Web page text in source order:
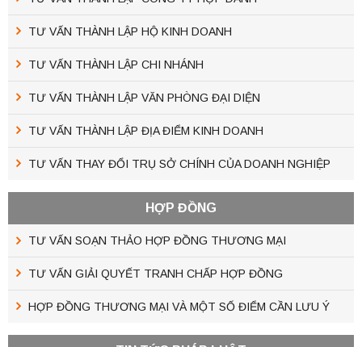
TƯ VẤN THÀNH LẬP HỘ KINH DOANH
TƯ VẤN THÀNH LẬP CHI NHÁNH
TƯ VẤN THÀNH LẬP VĂN PHÒNG ĐẠI DIỆN
TƯ VẤN THÀNH LẬP ĐỊA ĐIỂM KINH DOANH
TƯ VẤN THAY ĐỔI TRỤ SỞ CHÍNH CỦA DOANH NGHIỆP
HỢP ĐỒNG
TƯ VẤN SOẠN THẢO HỢP ĐỒNG THƯƠNG MẠI
TƯ VẤN GIẢI QUYẾT TRANH CHẤP HỢP ĐỒNG
HỢP ĐỒNG THƯƠNG MẠI VÀ MỘT SỐ ĐIỂM CẦN LƯU Ý